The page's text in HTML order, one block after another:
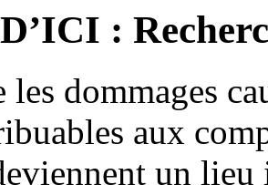
:
les dommages
aux
un